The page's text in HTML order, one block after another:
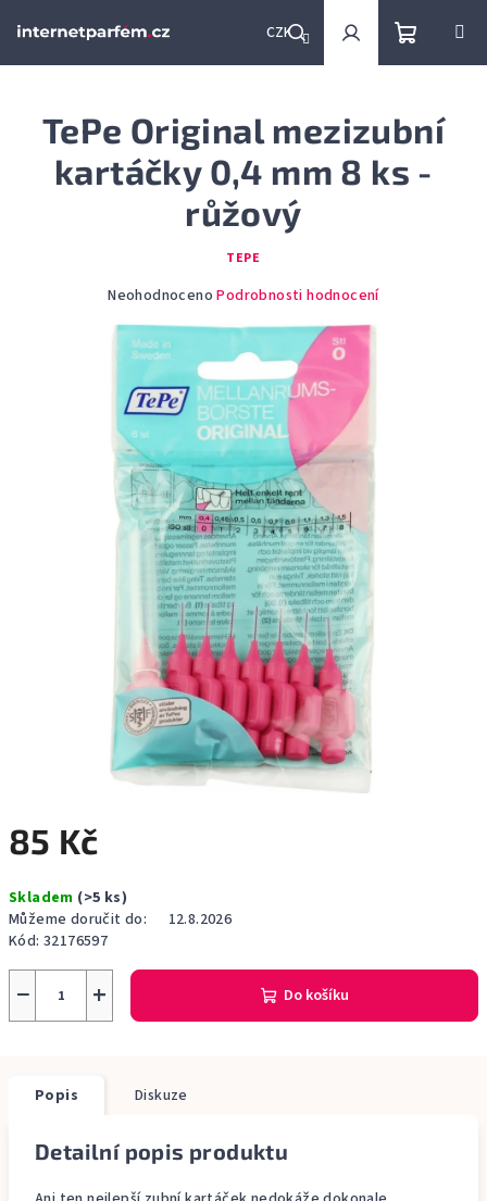
CZK
Hledat PřihlášeníNákupní
košík
85 Kč
cena:
Skladem (>5 ks)
Můžeme doručit do:
12.8.2026
Kód: 32176597
+
− Do košíku
TePe Original mezizubní
kartáčky 0,4 mm 8 ks -
růžový
TEPE
Průměrné
produktu
hvězdiček.
Neohodnoceno Podrobnosti hodnocení
Popis Diskuze
Detailní popis produktu